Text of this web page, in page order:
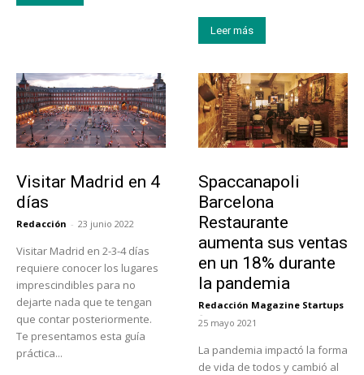
Leer más
Visitar Madrid en 4
días
Redacción - 23 junio 2022
Visitar Madrid en 2-3-4 días
requiere conocer los lugares
imprescindibles para no
dejarte nada que te tengan
que contar posteriormente.
Te presentamos esta guía
práctica...
Spaccanapoli
Barcelona
Restaurante
aumenta sus ventas
en un 18% durante
la pandemia
Redacción Magazine Startups
-
25 mayo 2021
La pandemia impactó la forma
de vida de todos y cambió al